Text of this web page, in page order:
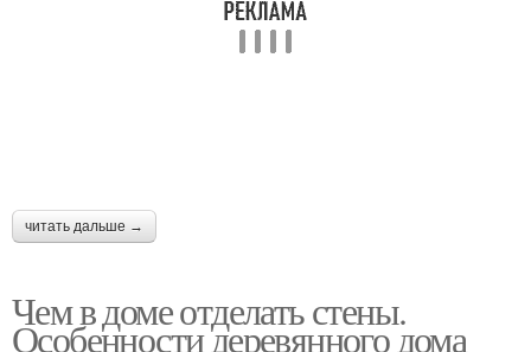
читать дальше →
Чем в доме отделать стены.
Особенности деревянного дома